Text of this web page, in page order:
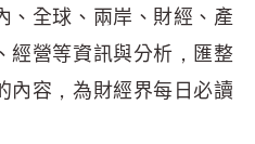
、全球、兩岸、財經、產
經營等資訊與分析，匯整
內容，為財經界每日必讀